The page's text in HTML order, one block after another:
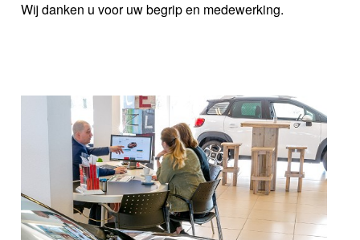
Wij danken u voor uw begrip en medewerking.